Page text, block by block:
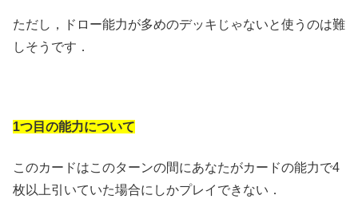
ただし，ドロー能力が多めのデッキじゃないと使うのは難
しそうです．
1つ目の能力について
このカードはこのターンの間にあなたがカードの能力で4
枚以上引いていた場合にしかプレイできない．